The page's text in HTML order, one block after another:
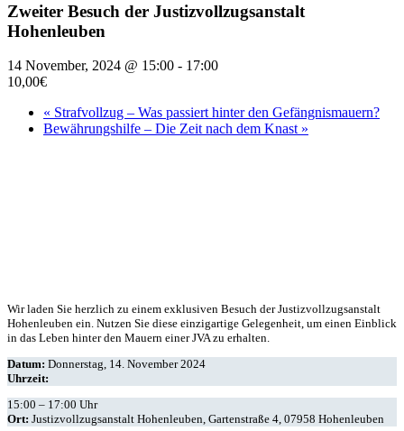
Zweiter Besuch der Justizvollzugsanstalt
Hohenleuben
14 November, 2024 @ 15:00 - 17:00
10,00€
« Strafvollzug – Was passiert hinter den Gefängnismauern?
Bewährungshilfe – Die Zeit nach dem Knast »
Wir laden Sie herzlich zu einem exklusiven Besuch der Justizvollzugsanstalt
Hohenleuben ein. Nutzen Sie diese einzigartige Gelegenheit, um einen Einblick
in das Leben hinter den Mauern einer JVA zu erhalten.
Datum: Donnerstag, 14. November 2024
Uhrzeit:
15:00 – 17:00 Uhr
Ort: Justizvollzugsanstalt Hohenleuben, Gartenstraße 4, 07958 Hohenleuben